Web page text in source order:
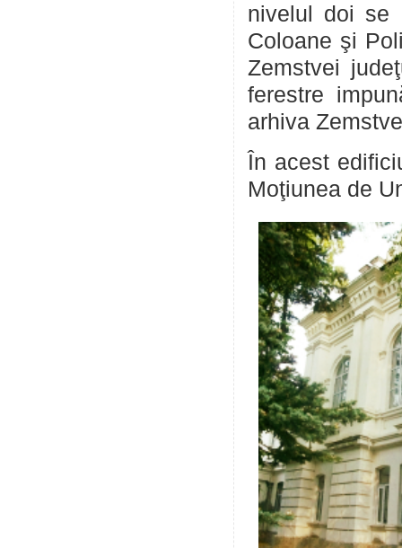
nivelul doi se
Coloane şi
Zemstvei
ferestre
arhiva
În acest
Moţiunea de